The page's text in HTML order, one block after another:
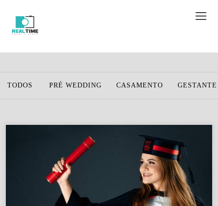
TODOS PRÉ WEDDING CASAMENTO GESTANTE